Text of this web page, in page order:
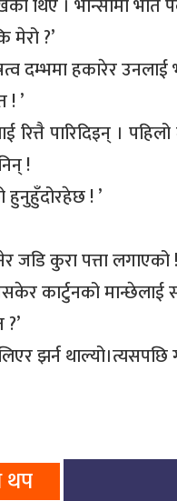
मेरो ?’
दम्भमा हकारेर उनलाई
! ’
पारिदिइन् ।
!
हुनुहुँदोरहेछ ! ’
जडि कुरा पत्ता लगाएको
कार्टुनको मान्छेलाई
झर्न थाल्यो।त्यसपछि
थप